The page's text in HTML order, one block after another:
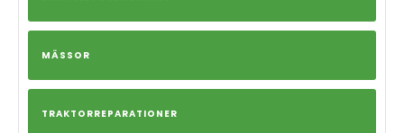
MÄSSOR
TRAKTORREPARATIONER